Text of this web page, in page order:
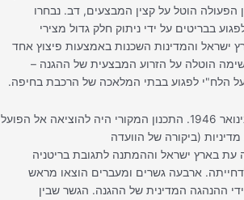
הפעולה הוטל על קצין המבצעים, דב. נבחרו
בבריטים על ידי ניתוק חלק גדול מצירי
ישראל והמדינות השכנות באמצעות פיצוץ אחד
הוטלה על הזרוע המבצעית של ההגנה –
הלח"י לפגוע בבתי המלאכה של הרכבת בחיפה.
תכנון הפעולה החל כבר בינואר 1946. התכנון המקורי היה להוציאה אל הפועל
מדיניות (ביקורה של הוועדה
עת בארץ ישראל וההמתנה לתגובת בריטניה
ארבעה גשרים ומעברים הוצאו מראש
ההנהגה המדינית של ההגנה. הגשר שבין